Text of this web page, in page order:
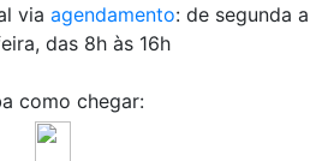
via agendamento: de segunda a
das 8h às 16h
como chegar: